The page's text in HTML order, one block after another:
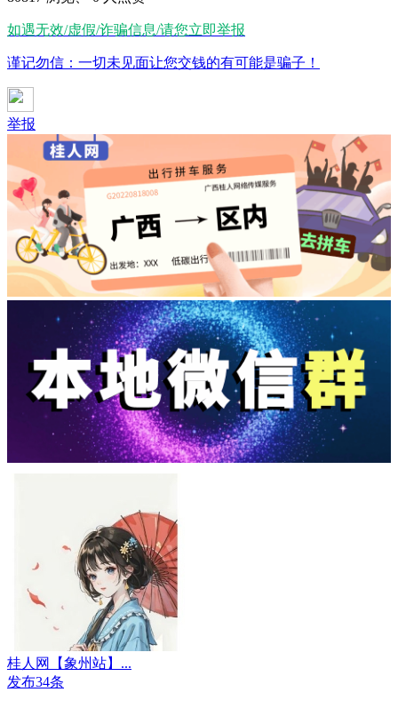
如遇无效/虚假/诈骗信息/请您立即举报
谨记勿信：一切未见面让您交钱的有可能是骗子！
举报
桂人网【象州站】...
发布34条